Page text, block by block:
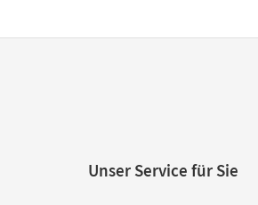
Unser Service für Sie